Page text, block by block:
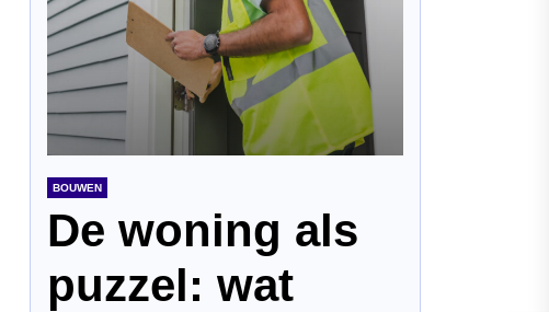
BOUWEN
De woning als
puzzel: wat